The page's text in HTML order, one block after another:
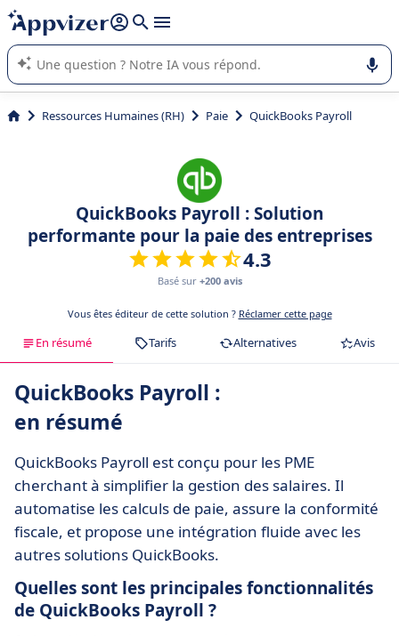
répondre (plusieurs lignes avec
L'IA de Appvizer vous guide dans l'utilisation ou la sélection de
logiciel SaaS en entreprise.
Ressources Humaines (RH) Paie QuickBooks Payroll
QuickBooks Payroll : Solution
performante pour la paie des entreprises
4.3
Basé sur +200 avis
Vous êtes éditeur de cette solution ? Réclamer cette page
En résumé Tarifs Alternatives Avis
QuickBooks Payroll :
en résumé
QuickBooks Payroll est conçu pour les PME
cherchant à simplifier la gestion des salaires. Il
automatise les calculs de paie, assure la conformité
fiscale, et propose une intégration fluide avec les
autres solutions QuickBooks.
Quelles sont les principales fonctionnalités
de QuickBooks Payroll ?